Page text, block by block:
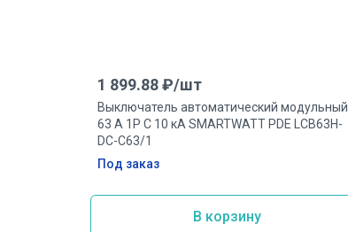
1 899.88₽/шт
Выключатель автоматический модульный
63 А 1P C 10 кА SMARTWATT PDE LCB63H-
DC-C63/1
Под заказ
В корзину